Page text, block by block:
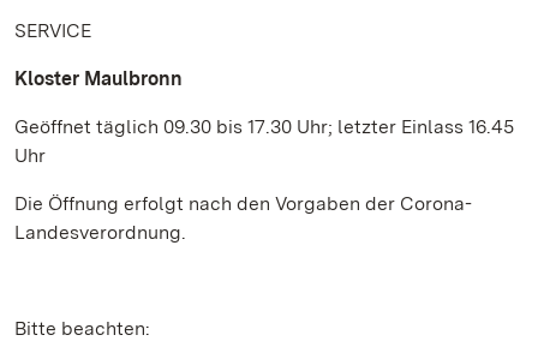
SERVICE
Kloster Maulbronn
Geöffnet täglich 09.30 bis 17.30 Uhr; letzter Einlass 16.45
Uhr
Die Öffnung erfolgt nach den Vorgaben der Corona-
Landesverordnung.
Bitte beachten: